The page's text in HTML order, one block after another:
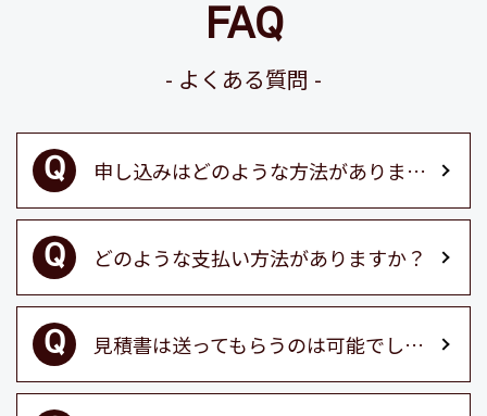
FAQ
よくある質問
申し込みはどのような方法がありますか？
どのような支払い方法がありますか？
見積書は送ってもらうのは可能でしょうか？